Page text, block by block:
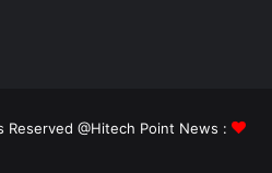
@Hitech Point News :